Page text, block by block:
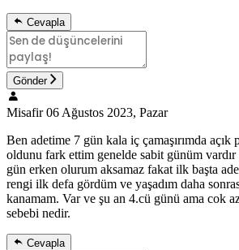
Cevapla
Gönder
Misafir 06 Ağustos 2023, Pazar
Ben adetime 7 gün kala iç çamaşırımda açık
oldunu fark ettim genelde sabit günüm
gün erken olurum aksamaz fakat ilk başta
rengi ilk defa gördüm ve yaşadım daha
kanamam. Var ve şu an 4.cü günü ama cok
sebebi nedir.
Cevapla